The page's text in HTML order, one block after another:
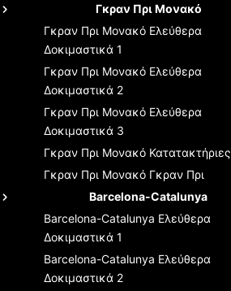
Γκραν Πρι Μονακό
Γκραν Πρι Μονακό Ελεύθερα
Δοκιμαστικά 1
Γκραν Πρι Μονακό Ελεύθερα
Δοκιμαστικά 2
Γκραν Πρι Μονακό Ελεύθερα
Δοκιμαστικά 3
Γκραν Πρι Μονακό Κατατακτήριες
Γκραν Πρι Μονακό Γκραν Πρι
Barcelona-Catalunya
Barcelona-Catalunya Ελεύθερα
Δοκιμαστικά 1
Barcelona-Catalunya Ελεύθερα
Δοκιμαστικά 2